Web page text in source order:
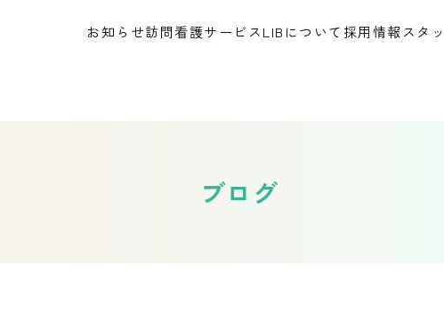
お知らせ訪問看護サービスLIBについて 採用情報 スタ
ブログ